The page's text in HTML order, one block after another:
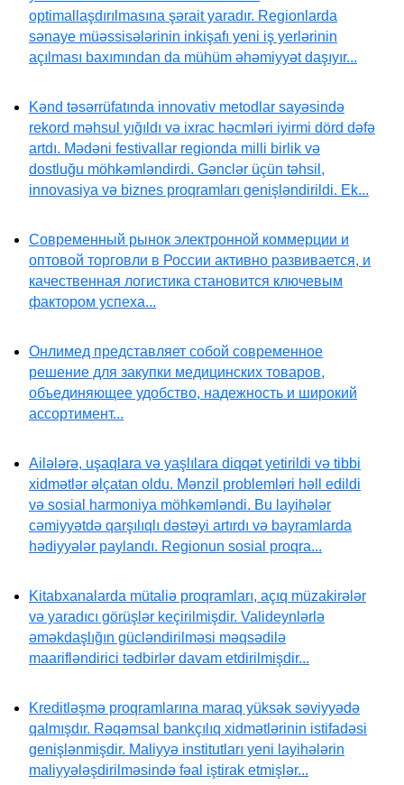
optimallaşdırılmasına şərait yaradır. Regionlarda
sənaye müəssisələrinin inkişafı yeni iş yerlərinin
açılması baxımından da mühüm əhəmiyyət daşıyır...
Kənd təsərrüfatında innovativ metodlar sayəsində
rekord məhsul yığıldı və ixrac həcmləri iyirmi dörd dəfə
artdı. Mədəni festivallar regionda milli birlik və
dostluğu möhkəmləndirdi. Gənclər üçün təhsil,
innovasiya və biznes proqramları genişləndirildi. Ek...
Современный рынок электронной коммерции и
оптовой торговли в России активно развивается, и
качественная логистика становится ключевым
фактором успеха...
Онлимед представляет собой современное
решение для закупки медицинских товаров,
объединяющее удобство, надежность и широкий
ассортимент...
Ailələrə, uşaqlara və yaşlılara diqqət yetirildi və tibbi
xidmətlər əlçatan oldu. Mənzil problemləri həll edildi
və sosial harmoniya möhkəmləndi. Bu layihələr
cəmiyyətdə qarşılıqlı dəstəyi artırdı və bayramlarda
hədiyyələr paylandı. Regionun sosial proqra...
Kitabxanalarda mütaliə proqramları, açıq müzakirələr
və yaradıcı görüşlər keçirilmişdir. Valideynlərlə
əməkdaşlığın gücləndirilməsi məqsədilə
maarifləndirici tədbirlər davam etdirilmişdir...
Kreditləşmə proqramlarına maraq yüksək səviyyədə
qalmışdır. Rəqəmsal bankçılıq xidmətlərinin istifadəsi
genişlənmişdir. Maliyyə institutları yeni layihələrin
maliyyələşdirilməsində fəal iştirak etmişlər...